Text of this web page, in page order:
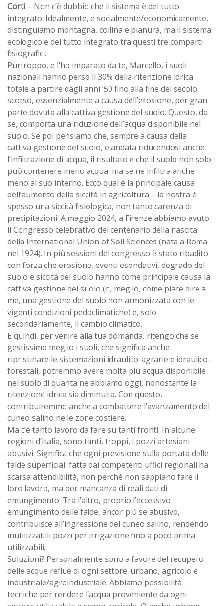
Corti – Non c’è dubbio che il sistema è del tutto
integrato. Idealmente, e socialmente/economicamente,
distinguiamo montagna, collina e pianura, ma il sistema
ecologico e del tutto integrato tra questi tre comparti
fisiografici.
Purtroppo, e l’ho imparato da te, Marcello, i suoli
nazionali hanno perso il 30% della ritenzione idrica
totale a partire dagli anni ‘50 fino alla fine del secolo
scorso, essenzialmente a causa dell’erosione, per gran
parte dovuta alla cattiva gestione del suolo. Questo, da
se, comporta una riduzione dell’acqua disponibile nel
suolo. Se poi pensiamo che, sempre a causa della
cattiva gestione del suolo, è andata riducendosi anche
l’infiltrazione di acqua, il risultato è che il suolo non solo
può contenere meno acqua, ma se ne infiltra anche
meno al suo interno. Ecco qual è la principale causa
dell’aumento della siccità in agricoltura – la nostra è
spesso una siccità fisiologica, non tanto carenza di
precipitazioni. A maggio 2024, a Firenze abbiamo avuto
il Congresso celebrativo del centenario della nascita
della International Union of Soil Sciences (nata a Roma
nel 1924). In più sessioni del congresso è stato ribadito
con forza che erosione, eventi esondativi, degrado del
suolo e siccità del suolo hanno come principale causa la
cattiva gestione del suolo (o, meglio, come piace dire a
me, una gestione del suolo non armonizzata con le
vigenti condizioni pedoclimatiche) e, solo
secondariamente, il cambio climatico.
E quindi, per venire alla tua domanda, ritengo che se
gestissimo meglio i suoli, che significa anche
ripristinare le sistemazioni idraulico-agrarie e idraulico-
forestali, potremmo avere molta più acqua disponibile
nel suolo di quanta ne abbiamo oggi, nonostante la
ritenzione idrica sia diminuita. Con questo,
contribuiremmo anche a combattere l’avanzamento del
cuneo salino nelle zone costiere.
Ma c’è tanto lavoro da fare su tanti fronti. In alcune
regioni d’Italia, sono tanti, troppi, i pozzi artesiani
abusivi. Significa che ogni previsione sulla portata delle
falde superficiali fatta dai competenti uffici regionali ha
scarsa attendibilità, non perché non sappiano fare il
loro lavoro, ma per mancanza di reali dati di
emungimento. Tra l’altro, proprio l’eccessivo
emungimento delle falde, ancor più se abusivo,
contribuisce all’ingressione del cuneo salino, rendendo
inutilizzabili pozzi per irrigazione fino a poco prima
utilizzabili.
Soluzioni? Personalmente sono a favore del recupero
delle acque reflue di ogni settore: urbano, agricolo e
industriale/agroindustriale. Abbiamo possibilità
tecniche per rendere l’acqua proveniente da ogni